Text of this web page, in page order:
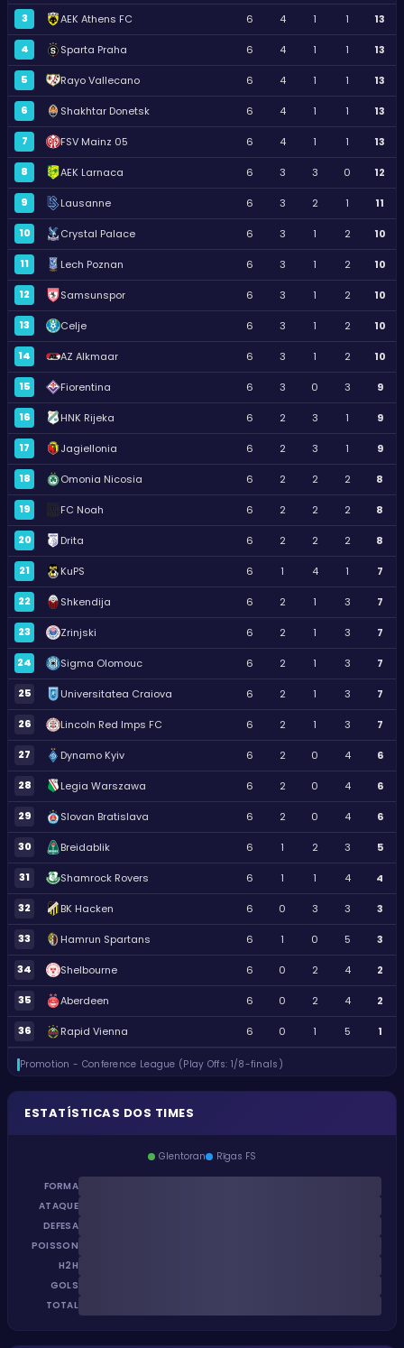
3 AEK Athens FC 6 4 1 1 13
4 Sparta Praha 6 4 1 1 13
5 Rayo Vallecano 6 4 1 1 13
6 Shakhtar Donetsk 6 4 1 1 13
7 FSV Mainz 05 6 4 1 1 13
8 AEK Larnaca 6 3 3 0 12
9 Lausanne 6 3 2 1 11
10 Crystal Palace 6 3 1 2 10
11 Lech Poznan 6 3 1 2 10
12 Samsunspor 6 3 1 2 10
13 Celje 6 3 1 2 10
14 AZ Alkmaar 6 3 1 2 10
15 Fiorentina 6 3 0 3 9
16 HNK Rijeka 6 2 3 1 9
17 Jagiellonia 6 2 3 1 9
18 Omonia Nicosia 6 2 2 2 8
19 FC Noah 6 2 2 2 8
20 Drita 6 2 2 2 8
21 KuPS 6 1 4 1 7
22 Shkendija 6 2 1 3 7
23 Zrinjski 6 2 1 3 7
24 Sigma Olomouc 6 2 1 3 7
25 Universitatea Craiova 6 2 1 3 7
26 Lincoln Red Imps FC 6 2 1 3 7
27 Dynamo Kyiv 6 2 0 4 6
28 Legia Warszawa 6 2 0 4 6
29 Slovan Bratislava 6 2 0 4 6
30 Breidablik 6 1 2 3 5
31 Shamrock Rovers 6 1 1 4 4
32 BK Hacken 6 0 3 3 3
33 Hamrun Spartans 6 1 0 5 3
34 Shelbourne 6 0 2 4 2
35 Aberdeen 6 0 2 4 2
36 Rapid Vienna 6 0 1 5 1
Promotion - Conference League (Play Offs: 1/8-finals)
ESTATÍSTICAS DOS TIMES
Glentoran Rīgas FS
FORMA
ATAQUE
DEFESA
POISSON
H2H
GOLS
TOTAL